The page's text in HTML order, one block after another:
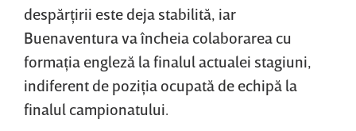
despărţirii este deja stabilită, iar
Buenaventura va încheia colaborarea cu
formaţia engleză la finalul actualei stagiuni,
indiferent de poziţia ocupată de echipă la
finalul campionatului.